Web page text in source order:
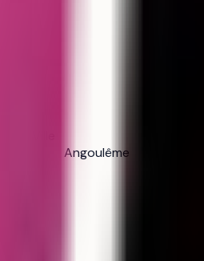
Angoulême